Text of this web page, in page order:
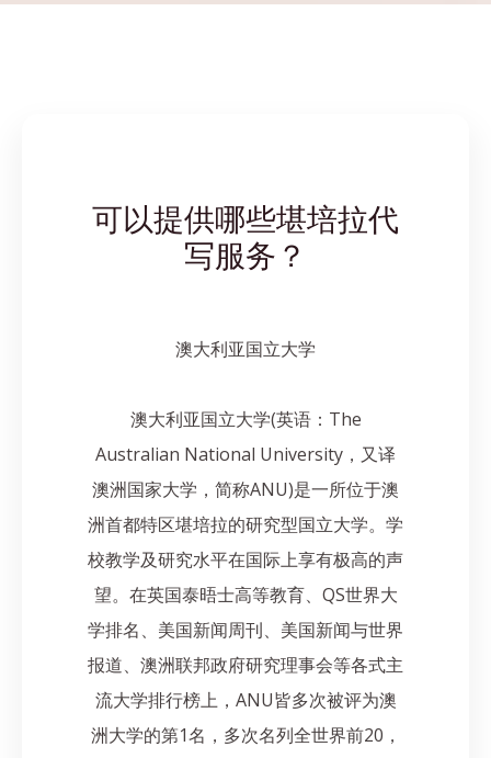
可以提供哪些堪培拉代
写服务？
澳大利亚国立大学
澳大利亚国立大学(英语：The
Australian National University，又译
澳洲国家大学，简称ANU)是一所位于澳
洲首都特区堪培拉的研究型国立大学。学
校教学及研究水平在国际上享有极高的声
望。在英国泰晤士高等教育、QS世界大
学排名、美国新闻周刊、美国新闻与世界
报道、澳洲联邦政府研究理事会等各式主
流大学排行榜上，ANU皆多次被评为澳
洲大学的第1名，多次名列全世界前20，